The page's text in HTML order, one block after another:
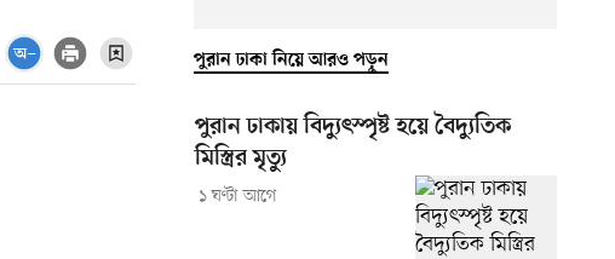
পুরান ঢাকা নিয়ে আরও পড়ুন
পুরান ঢাকায় বিদ্যুৎস্পৃষ্ট হয়ে বৈদ্যুতিক
মিস্ত্রির মৃত্যু
১ ঘণ্টা আগে